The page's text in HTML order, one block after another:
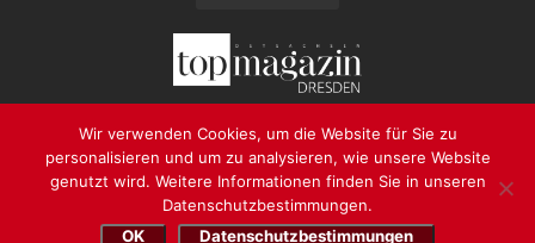
2026 progressmedia Verlag & Werbeagentur GmbH • Bautzner
Landstraße 62 • 01324 Dresden
Wir verwenden Cookies, um die Website für Sie zu
personalisieren und um zu analysieren, wie unsere Website
genutzt wird. Weitere Informationen finden Sie in unseren
Datenschutzbestimmungen.
OK
Datenschutzbestimmungen